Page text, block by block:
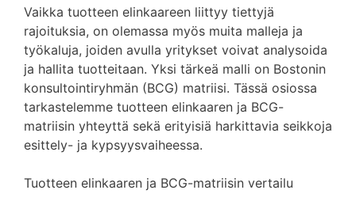
Vaikka tuotteen elinkaareen liittyy tiettyjä
rajoituksia, on olemassa myös muita malleja ja
työkaluja, joiden avulla yritykset voivat analysoida
ja hallita tuotteitaan. Yksi tärkeä malli on Bostonin
konsultointiryhmän (BCG) matriisi. Tässä osiossa
tarkastelemme tuotteen elinkaaren ja BCG-
matriisin yhteyttä sekä erityisiä harkittavia seikkoja
esittely- ja kypsyysvaiheessa.
Tuotteen elinkaaren ja BCG-matriisin vertailu